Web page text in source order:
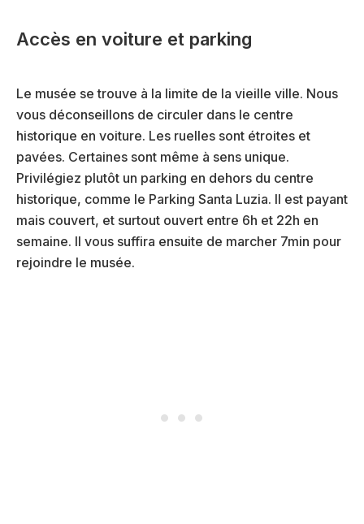
Accès en voiture et parking
Le musée se trouve à la limite de la vieille ville. Nous
vous déconseillons de circuler dans le centre
historique en voiture. Les ruelles sont étroites et
pavées. Certaines sont même à sens unique.
Privilégiez plutôt un parking en dehors du centre
historique, comme le Parking Santa Luzia. Il est payant
mais couvert, et surtout ouvert entre 6h et 22h en
semaine. Il vous suffira ensuite de marcher 7min pour
rejoindre le musée.